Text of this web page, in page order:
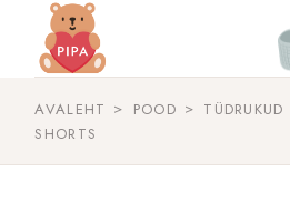
content
AVALEHT POOD TÜDRUKUD
SHORTS